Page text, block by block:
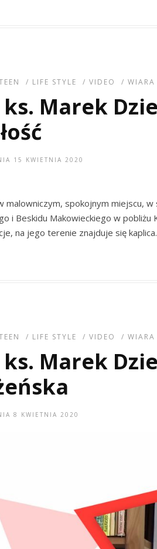
/ LIFE STYLE / VIDEO / WIARA
Marek
15 KWIETNIA 2020
malowniczym, spokojnym miejscu,
i Beskidu Makowieckiego w
na jego terenie znajduje się
/ LIFE STYLE / VIDEO / WIARA
Marek
8 KWIETNIA 2020